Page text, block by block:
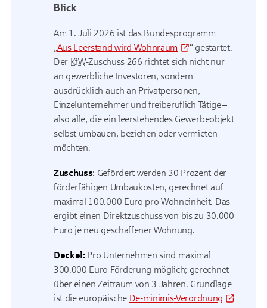
Blick
Am 1. Juli 2026 ist das Bundesprogramm
„Aus Leerstand wird Wohnraum
“ gestartet.
Der KfW-Zuschuss 266 richtet sich nicht nur
an gewerbliche Investoren, sondern
ausdrücklich auch an Privatpersonen,
Einzelunternehmer und freiberuflich Tätige –
also alle, die ein leerstehendes Gewerbeobjekt
selbst umbauen, beziehen oder vermieten
möchten.
Zuschuss: Gefördert werden 30 Prozent der
förderfähigen Umbaukosten, gerechnet auf
maximal 100.000 Euro pro Wohneinheit. Das
ergibt einen Direktzuschuss von bis zu 30.000
Euro je neu geschaffener Wohnung.
Deckel:Pro Unternehmen sind maximal
300.000 Euro Förderung möglich; gerechnet
über einen Zeitraum von 3 Jahren. Grundlage
ist die europäische De-minimis-Verordnung